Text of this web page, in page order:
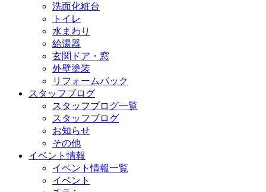
洗面化粧台
トイレ
水まわり
給湯器
玄関ドア・窓
外壁塗装
リフォームパック
スタッフブログ
スタッフブログ一覧
スタッフブログ
お知らせ
その他
イベント情報
イベント情報一覧
イベント